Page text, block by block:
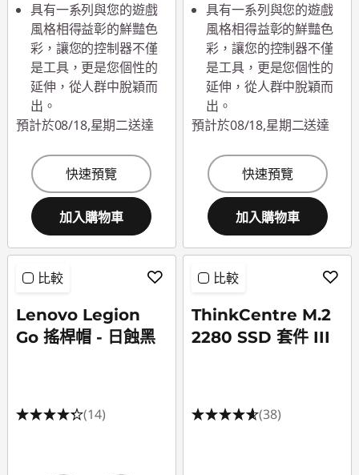
具有一系列與您的遊戲
風格相得益彰的鮮豔色
彩，讓您的控制器不僅
是工具，更是您個性的
延伸，從人群中脫穎而
出。
預計於08/18,星期二送達
快速預覽
加入購物車
具有一系列與您的遊戲
風格相得益彰的鮮豔色
彩，讓您的控制器不僅
是工具，更是您個性的
延伸，從人群中脫穎而
出。
預計於08/18,星期二送達
快速預覽
加入購物車
比較
Lenovo Legion
Go 搖桿帽 - 日蝕黑
(14)
比較
ThinkCentre M.2
2280 SSD 套件 III
(38)